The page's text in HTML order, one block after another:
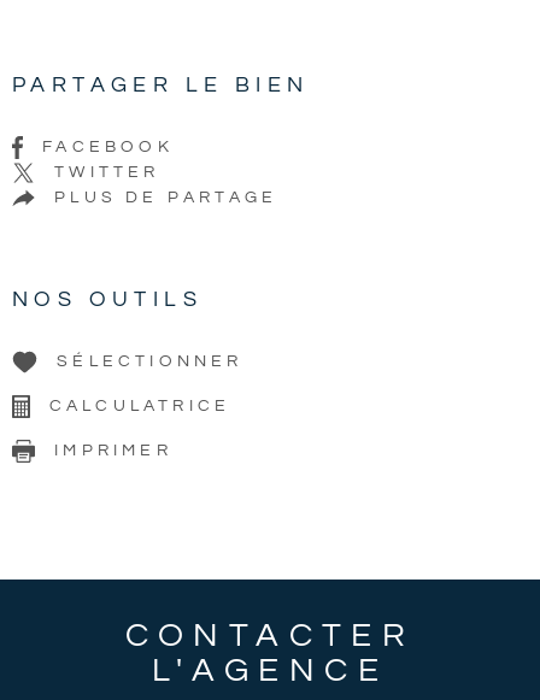
PARTAGER LE BIEN
FACEBOOK
TWITTER
PLUS DE PARTAGE
NOS OUTILS
SÉLECTIONNER
CALCULATRICE
IMPRIMER
CONTACTER
L'AGENCE